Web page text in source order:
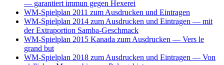
— garantiert immun gegen Hexerei
WM-Spielplan 2011 zum Ausdrucken und Eintragen
WM-Spielplan 2014 zum Ausdrucken und Eintragen — mit
der Extraportion Samba-Geschmack
WM-Spielplan 2015 Kanada zum Ausdrucken — Vers le
grand but
WM-Spielplan 2018 zum Ausdrucken und Eintragen — Von